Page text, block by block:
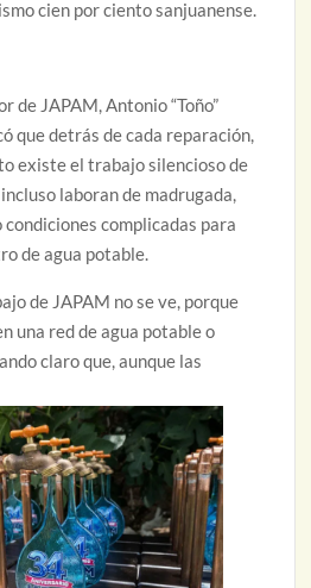
cien por ciento sanjuanense.
de JAPAM, Antonio “Toño”
que detrás de cada reparación,
existe el trabajo silencioso de
laboran de madrugada,
complicadas para
de agua potable.
de JAPAM no se ve, porque
una red de agua potable o
claro que, aunque las